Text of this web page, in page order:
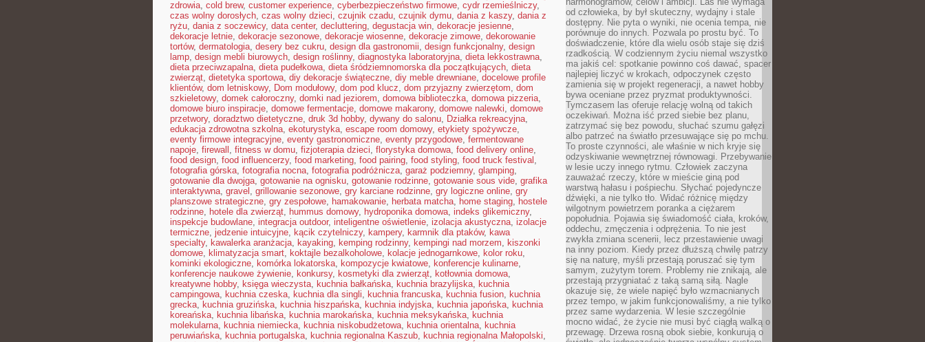
zdrowia, cold brew, customer experience, cyberbezpieczeństwo firmowe, cydr rzemieślniczy,
czas wolny dorosłych, czas wolny dzieci, czujnik czadu, czujnik dymu, dania z kaszy, dania z
ryżu, dania z soczewicy, data center, decluttering, degustacja win, dekoracje jesienne,
dekoracje letnie, dekoracje sezonowe, dekoracje wiosenne, dekoracje zimowe, dekorowanie
tortów, dermatologia, desery bez cukru, design dla gastronomii, design funkcjonalny, design
lamp, design mebli biurowych, design roślinny, diagnostyka laboratoryjna, dieta lekkostrawna,
dieta przeciwzapalna, dieta pudełkowa, dieta śródziemnomorska dla początkujących, dieta
zwierząt, dietetyka sportowa, diy dekoracje świąteczne, diy meble drewniane, docelowe profile
klientów, dom letniskowy, Dom modułowy, dom pod klucz, dom przyjazny zwierzętom, dom
szkieletowy, domek całoroczny, domki nad jeziorem, domowa biblioteczka, domowa pizzeria,
domowe biuro inspiracje, domowe fermentacje, domowe makarony, domowe nalewki, domowe
przetwory, doradztwo dietetyczne, druk 3d hobby, dywany do salonu, Działka rekreacyjna,
edukacja zdrowotna szkolna, ekoturystyka, escape room domowy, etykiety spożywcze,
eventy firmowe integracyjne, eventy gastronomiczne, eventy przygodowe, fermentowane
napoje, firewall , fitness w domu, fizjoterapia dzieci, florystyka domowa, food delivery online,
food design, food influencerzy, food marketing, food pairing, food styling, food truck festival ,
fotografia górska, fotografia nocna, fotografia podróżnicza, garaż podziemny, glamping,
gotowanie dla dwojga, gotowanie na ognisku, gotowanie rodzinne, gotowanie sous vide, grafika
interaktywna, gravel , grillowanie sezonowe, gry karciane rodzinne, gry logiczne online, gry
planszowe strategiczne, gry zespołowe, hamakowanie, herbata matcha, home staging, hostele
rodzinne, hotele dla zwierząt, hummus domowy, hydroponika domowa, indeks glikemiczny,
inspekcje budowlane, integracja outdoor, inteligentne oświetlenie, izolacja akustyczna, izolacje
termiczne, jedzenie intuicyjne, kącik czytelniczy, kampery, karmnik dla ptaków, kawa
specialty, kawalerka aranżacja, kayaking, kemping rodzinny, kempingi nad morzem, kiszonki
domowe, klimatyzacja smart, koktajle bezalkoholowe, kolacje jednogarnkowe, kolor roku,
kominki ekologiczne, komórka lokatorska, kompozycje kwiatowe, konferencje kulinarne,
konferencje naukowe żywienie, konkursy, kosmetyki dla zwierząt, kotłownia domowa,
kreatywne hobby, księga wieczysta, kuchnia bałkańska, kuchnia brazylijska, kuchnia
campingowa, kuchnia czeska, kuchnia dla singli, kuchnia francuska, kuchnia fusion, kuchnia
grecka, kuchnia gruzińska, kuchnia hiszpańska, kuchnia indyjska, kuchnia japońska, kuchnia
koreańska, kuchnia libańska, kuchnia marokańska, kuchnia meksykańska, kuchnia
molekularna, kuchnia niemiecka, kuchnia niskobudżetowa, kuchnia orientalna, kuchnia
peruwiańska, kuchnia portugalska, kuchnia regionalna Kaszub, kuchnia regionalna Małopolski,
od człowieka, by był skuteczny, wydajny i stale
dostępny. Nie pyta o wyniki, nie ocenia tempa, nie
porównuje do innych. Pozwala po prostu być. To
doświadczenie, które dla wielu osób staje się dziś
rzadkością. W codziennym życiu niemal wszystko
ma jakiś cel: spotkanie powinno coś dawać, spacer
najlepiej liczyć w krokach, odpoczynek często
zamienia się w projekt regeneracji, a nawet hobby
bywa oceniane przez pryzmat produktywności.
Tymczasem las oferuje relację wolną od takich
oczekiwań. Można iść przed siebie bez planu,
zatrzymać się bez powodu, słuchać szumu gałęzi
albo patrzeć na światło przesuwające się po mchu.
To proste czynności, ale właśnie w nich kryje się
odzyskiwanie wewnętrznej równowagi. Przebywanie
w lesie uczy innego rytmu. Człowiek zaczyna
zauważać rzeczy, które w mieście giną pod
warstwą hałasu i pośpiechu. Słychać pojedyncze
dźwięki, a nie tylko tło. Widać różnicę między
wilgotnym powietrzem poranka a ciężarem
popołudnia. Pojawia się świadomość ciała, kroków,
oddechu, zmęczenia i odprężenia. To nie jest
zwykła zmiana scenerii, lecz przestawienie uwagi
na inny poziom. Kiedy przez dłuższą chwilę patrzy
się na naturę, myśli przestają poruszać się tym
samym, zużytym torem. Problemy nie znikają, ale
przestają przygniatać z taką samą siłą. Nagle
okazuje się, że wiele napięć było wzmacnianych
przez tempo, w jakim funkcjonowaliśmy, a nie tylko
przez same wydarzenia. W lesie szczególnie
mocno widać, że życie nie musi być ciągłą walką o
przewagę. Drzewa rosną obok siebie, konkurują o